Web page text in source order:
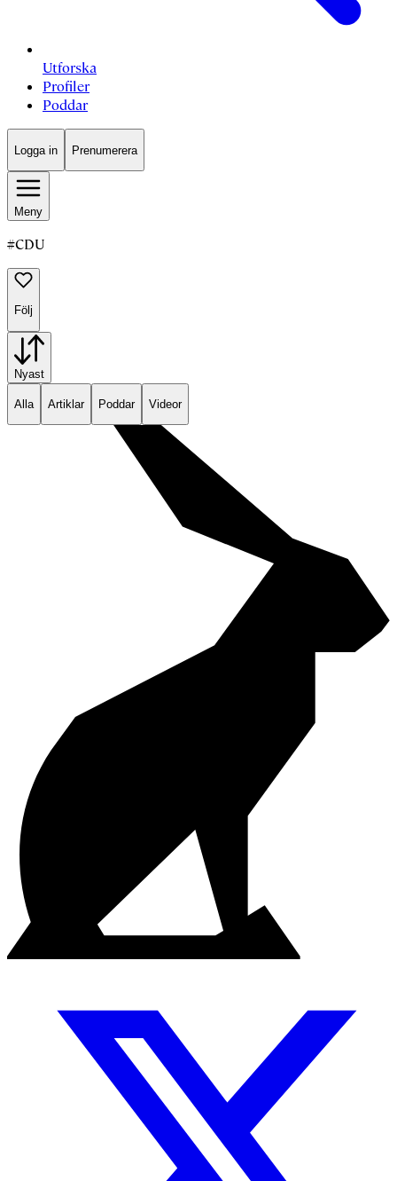
Utforska
Profiler
Poddar
Logga in Prenumerera
Meny
#CDU
Följ
Nyast
Alla Artiklar Poddar Videor